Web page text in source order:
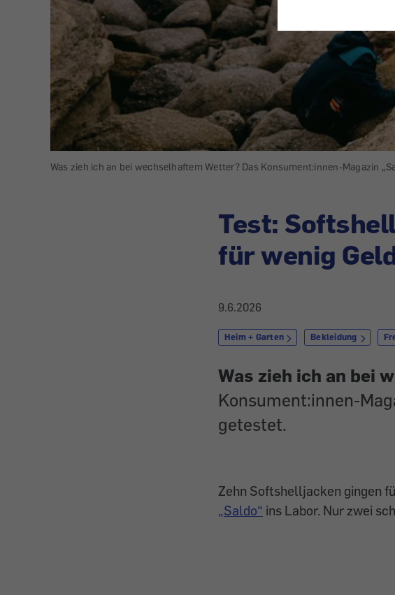
Was zieh ich an bei wechselhaftem Wetter? Das Konsument:innen-Magazin
Test:
für wenig
9.6.2026
Heim + Garten Bekleidung
Was zieh ich an bei
Konsument:innen-
getestet.
Zehn Softshelljacken gingen
„Saldo“ ins Labor. Nur zwei